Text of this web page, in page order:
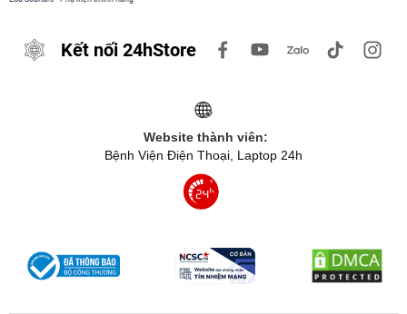
Kết nối 24hStore
Website thành viên:
Bệnh Viện Điện Thoại, Laptop 24h